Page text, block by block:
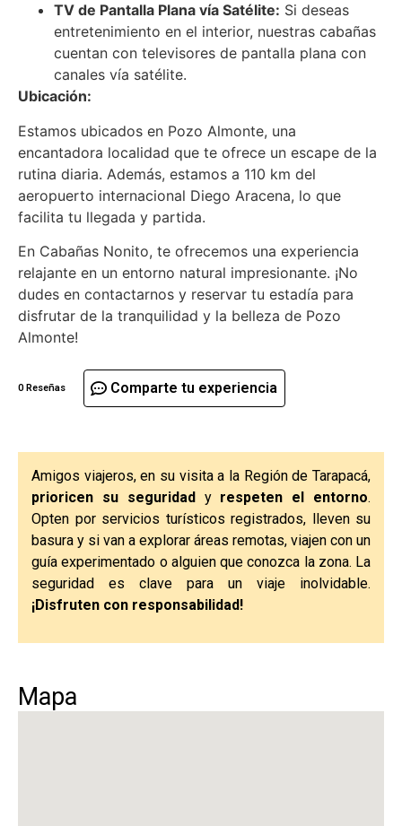
TV de Pantalla Plana vía Satélite: Si deseas
entretenimiento en el interior, nuestras cabañas
cuentan con televisores de pantalla plana con
canales vía satélite.
Ubicación:
Estamos ubicados en Pozo Almonte, una
encantadora localidad que te ofrece un escape de la
rutina diaria. Además, estamos a 110 km del
aeropuerto internacional Diego Aracena, lo que
facilita tu llegada y partida.
En Cabañas Nonito, te ofrecemos una experiencia
relajante en un entorno natural impresionante. ¡No
dudes en contactarnos y reservar tu estadía para
disfrutar de la tranquilidad y la belleza de Pozo
Almonte!
0 Reseñas Comparte tu experiencia
Amigos viajeros, en su visita a la Región de Tarapacá,
prioricen su seguridad y respeten el entorno.
Opten por servicios turísticos registrados, lleven su
basura y si van a explorar áreas remotas, viajen con un
guía experimentado o alguien que conozca la zona. La
seguridad es clave para un viaje inolvidable.
¡Disfruten con responsabilidad!
Mapa